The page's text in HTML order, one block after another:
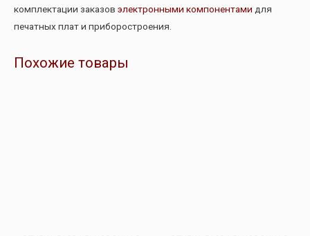
комплектации заказов электронными компонентами для
печатных плат и приборостроения.
Похожие товары